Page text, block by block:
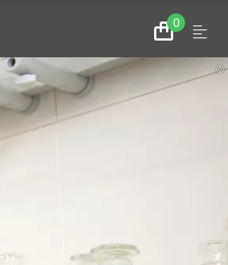
0
Zum
Warenkorb
Menu
©